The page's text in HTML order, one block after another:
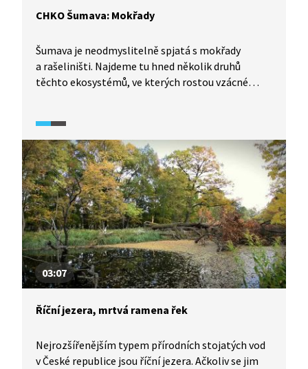
CHKO Šumava: Mokřady
Šumava je neodmyslitelně spjatá s mokřady
a rašeliništi. Najdeme tu hned několik druhů
těchto ekosystémů, ve kterých rostou vzácné
domovem mnoha unikátních živočichů, především
ptáků. V řekách najdeme i perlorodky říční.
03:07
Říční jezera, mrtvá ramena řek
Nejrozšířenějším typem přírodních stojatých vod
v České republice jsou říční jezera. Ačkoliv se jim